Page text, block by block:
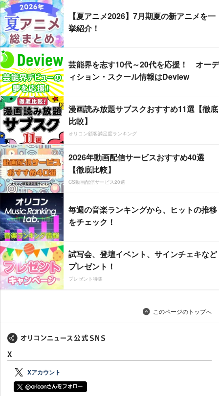
【夏アニメ2026】7月期夏の新アニメを一
挙紹介！
芸能界を志す10代～20代を応援！ オーデ
ィション・スクール情報はDeview
漫画読み放題サブスクおすすめ11選【徹底
比較】
オリコン顧客満足度ランキング
2026年動画配信サービスおすすめ40選
【徹底比較】
CS動画配信サービス20選
毎週の音楽ランキングから、ヒットの推移
をチェック！
試写会、登壇イベント、サインチェキなど
プレゼント！
プレゼント特集
このページのトップへ
X
Xアカウント